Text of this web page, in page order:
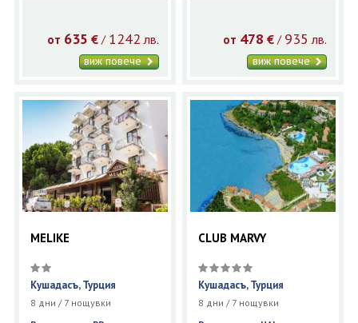
от 635 €/ 1242 лв.
виж повече
от 478 € / 935 лв.
виж повече
MELIKE
Кушадасъ, Турция
8 дни / 7 нощувки
CLUB MARVY
Кушадасъ, Турция
8 дни / 7 нощувки